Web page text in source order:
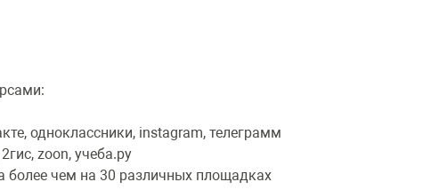
одноклассники, instagram, телеграмм
zoon, учеба.ру
более чем на 30 различных площадках